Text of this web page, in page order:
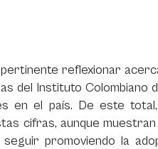
reflexionar
del Instituto Colombiano
en el país. De este
cifras, aunque
promoviendo la